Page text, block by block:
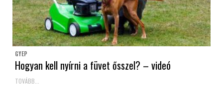
GYEP
Hogyan kell nyírni a füvet ősszel? – videó
TOVÁBB...